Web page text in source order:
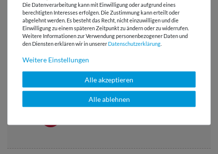
Versandkostenfrei ab 60 € -
Lieferung mit DHL
E-Mail Kundenservice
Antwort in 24h
Über 98% positive
Bewertungen
Die Datenverarbeitung kann mit Einwilligung oder aufgrund eines
berechtigten Interesses erfolgen. Die Zustimmung kann erteilt oder
abgelehnt werden. Es besteht das Recht, nicht einzuwilligen und die
Einwilligung zu einem späteren Zeitpunkt zu ändern oder zu widerrufen.
Weitere Informationen zur Verwendung personenbezogener Daten und
den Diensten erklären wir in unserer Daten­schutz­erklärung
Weitere Einstellungen
Alle akzeptieren
Alle ablehnen